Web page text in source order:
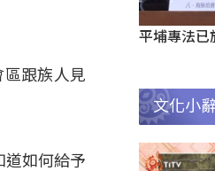
跟族人見
道如何給予
平埔專法已
文化小